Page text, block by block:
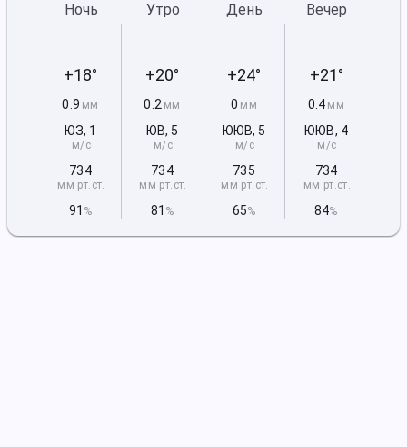
Ночь
+18°
0.9 мм
ЮЗ, 1
м/с
734
мм рт.ст.
91 %
Утро
+20°
0.2 мм
ЮВ, 5
м/с
734
мм рт.ст.
81 %
День
+24°
0 мм
ЮЮВ, 5
м/с
735
мм рт.ст.
65%
Вечер
+21°
0.4 мм
ЮЮВ, 4
м/с
734
мм рт.ст.
84%